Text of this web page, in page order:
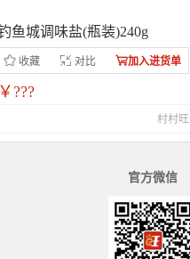
鱼城调味盐(瓶装)240g
收藏 对比 加入进货单
￥???
村村旺
官方微信